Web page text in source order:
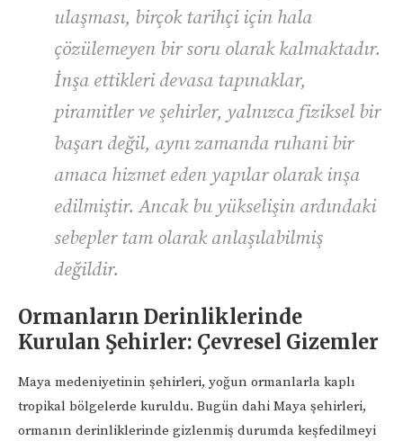
ulaşması, birçok tarihçi için hala
çözülemeyen bir soru olarak kalmaktadır.
İnşa ettikleri devasa tapınaklar,
piramitler ve şehirler, yalnızca fiziksel bir
başarı değil, aynı zamanda ruhani bir
amaca hizmet eden yapılar olarak inşa
edilmiştir. Ancak bu yükselişin ardındaki
sebepler tam olarak anlaşılabilmiş
değildir.
Ormanların Derinliklerinde
Kurulan Şehirler: Çevresel Gizemler
Maya medeniyetinin şehirleri, yoğun ormanlarla kaplı
tropikal bölgelerde kuruldu. Bugün dahi Maya şehirleri,
ormanın derinliklerinde gizlenmiş durumda keşfedilmeyi